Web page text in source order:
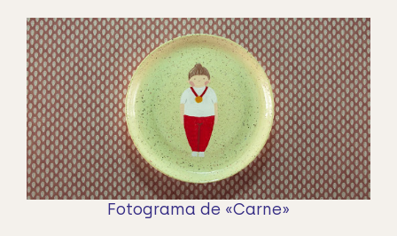
Fotograma de «Carne»